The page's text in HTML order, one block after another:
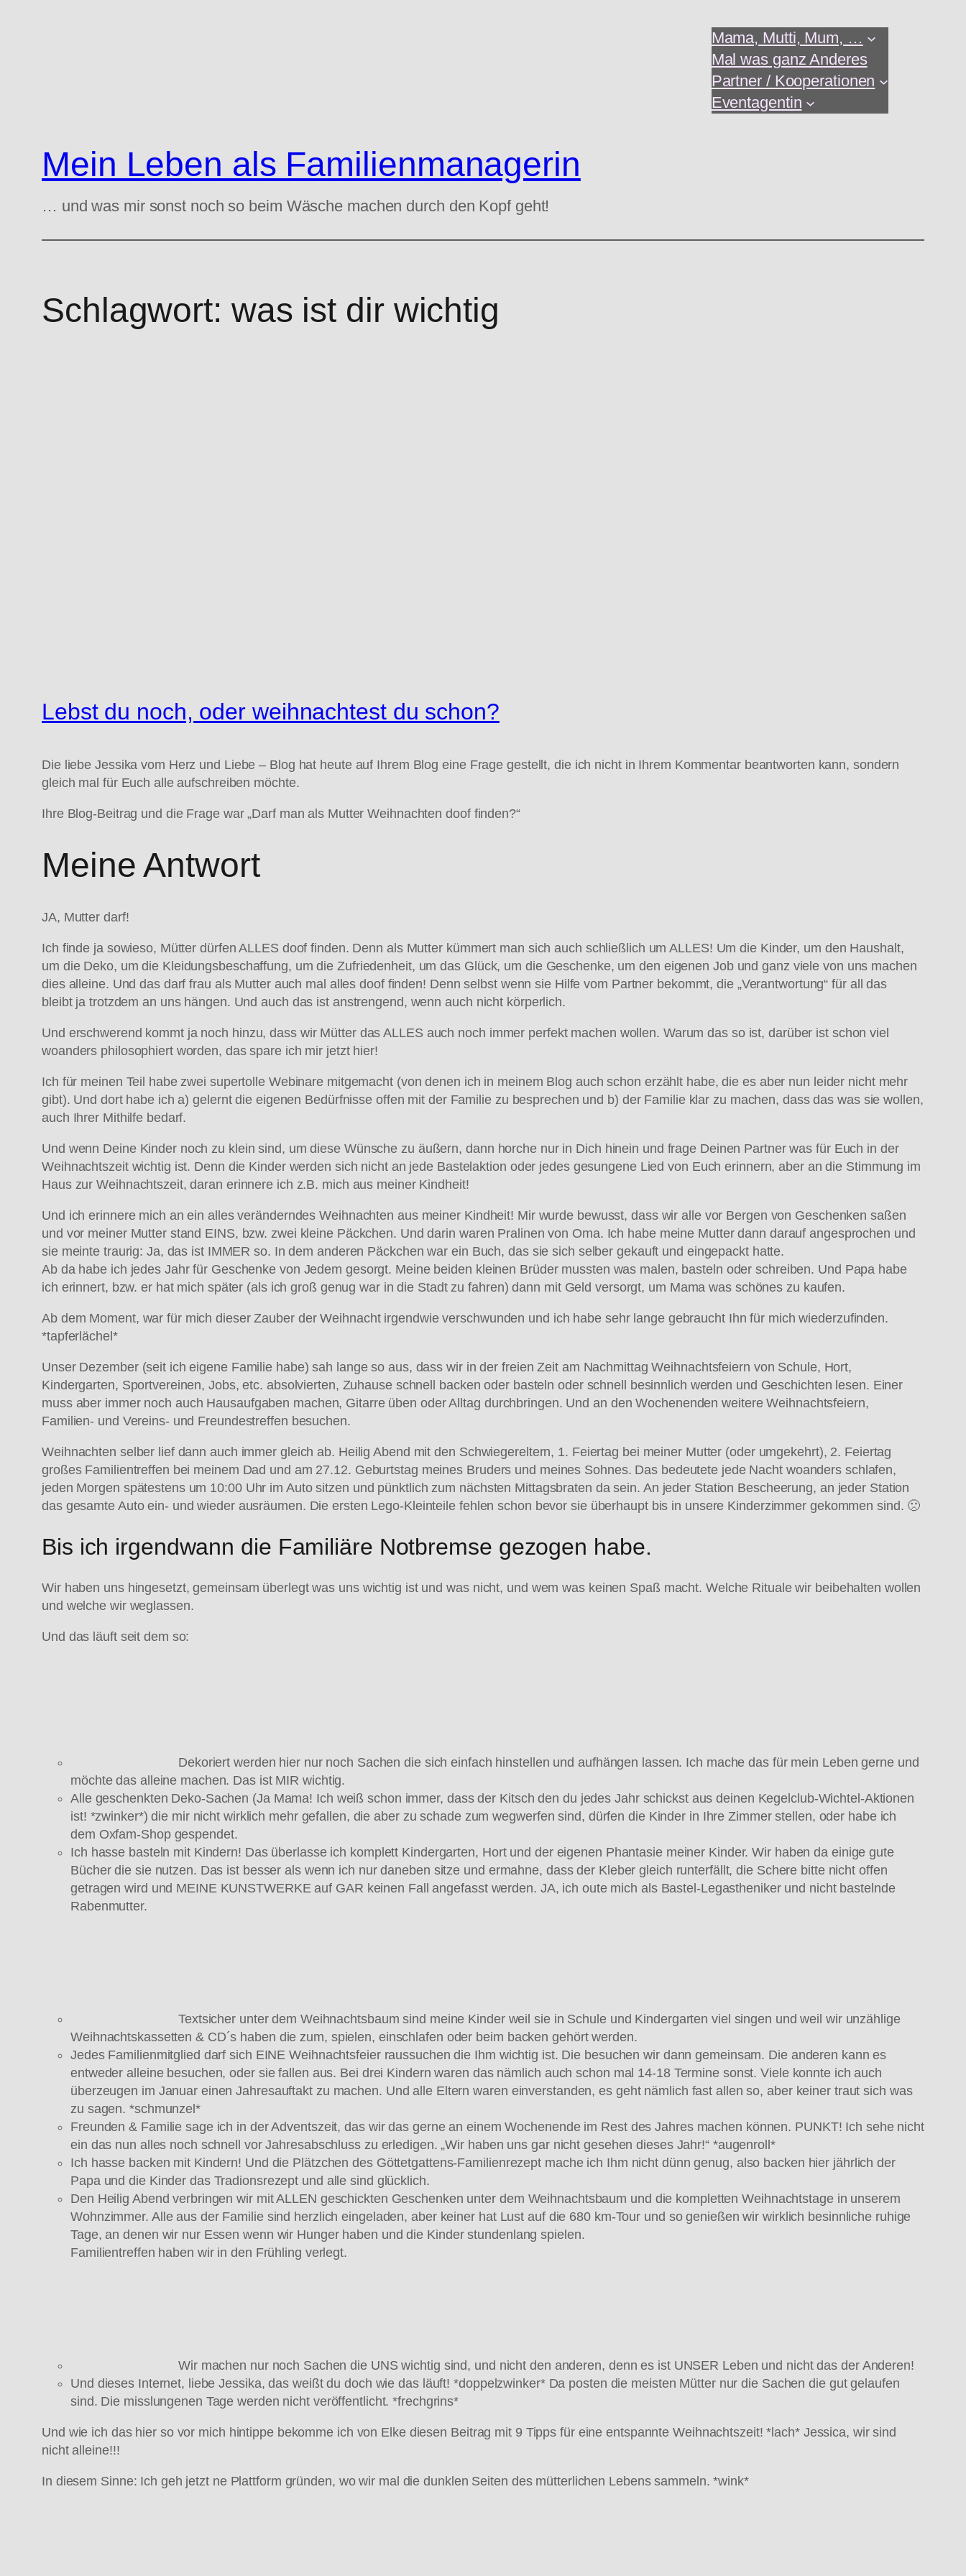
Mein Leben als Familienmanagerin
… und was mir sonst noch so beim Wäsche machen durch den Kopf geht!
Mama, Mutti, Mum, …
Mal was ganz Anderes
Partner / Kooperationen
Eventagentin
Schlagwort: was ist dir wichtig
Lebst du noch, oder weihnachtest du schon?
Die liebe Jessika vom Herz und Liebe – Blog hat heute auf Ihrem Blog eine Frage gestellt, die ich nicht in Ihrem Kommentar beantworten kann, sondern
gleich mal für Euch alle aufschreiben möchte.
Ihre Blog-Beitrag und die Frage war „Darf man als Mutter Weihnachten doof finden?“
Meine Antwort
JA, Mutter darf!
Ich finde ja sowieso, Mütter dürfen ALLES doof finden. Denn als Mutter kümmert man sich auch schließlich um ALLES! Um die Kinder, um den Haushalt,
um die Deko, um die Kleidungsbeschaffung, um die Zufriedenheit, um das Glück, um die Geschenke, um den eigenen Job und ganz viele von uns machen
dies alleine. Und das darf frau als Mutter auch mal alles doof finden! Denn selbst wenn sie Hilfe vom Partner bekommt, die „Verantwortung“ für all das
bleibt ja trotzdem an uns hängen. Und auch das ist anstrengend, wenn auch nicht körperlich.
Und erschwerend kommt ja noch hinzu, dass wir Mütter das ALLES auch noch immer perfekt machen wollen. Warum das so ist, darüber ist schon viel
woanders philosophiert worden, das spare ich mir jetzt hier!
Ich für meinen Teil habe zwei supertolle Webinare mitgemacht (von denen ich in meinem Blog auch schon erzählt habe, die es aber nun leider nicht mehr
gibt). Und dort habe ich a) gelernt die eigenen Bedürfnisse offen mit der Familie zu besprechen und b) der Familie klar zu machen, dass das was sie wollen,
auch Ihrer Mithilfe bedarf.
Und wenn Deine Kinder noch zu klein sind, um diese Wünsche zu äußern, dann horche nur in Dich hinein und frage Deinen Partner was für Euch in der
Weihnachtszeit wichtig ist. Denn die Kinder werden sich nicht an jede Bastelaktion oder jedes gesungene Lied von Euch erinnern, aber an die Stimmung im
Haus zur Weihnachtszeit, daran erinnere ich z.B. mich aus meiner Kindheit!
Und ich erinnere mich an ein alles veränderndes Weihnachten aus meiner Kindheit! Mir wurde bewusst, dass wir alle vor Bergen von Geschenken saßen
und vor meiner Mutter stand EINS, bzw. zwei kleine Päckchen. Und darin waren Pralinen von Oma. Ich habe meine Mutter dann darauf angesprochen und
sie meinte traurig: Ja, das ist IMMER so. In dem anderen Päckchen war ein Buch, das sie sich selber gekauft und eingepackt hatte.
Ab da habe ich jedes Jahr für Geschenke von Jedem gesorgt. Meine beiden kleinen Brüder mussten was malen, basteln oder schreiben. Und Papa habe
ich erinnert, bzw. er hat mich später (als ich groß genug war in die Stadt zu fahren) dann mit Geld versorgt, um Mama was schönes zu kaufen.
Ab dem Moment, war für mich dieser Zauber der Weihnacht irgendwie verschwunden und ich habe sehr lange gebraucht Ihn für mich wiederzufinden.
*tapferlächel*
Unser Dezember (seit ich eigene Familie habe) sah lange so aus, dass wir in der freien Zeit am Nachmittag Weihnachtsfeiern von Schule, Hort,
Kindergarten, Sportvereinen, Jobs, etc. absolvierten, Zuhause schnell backen oder basteln oder schnell besinnlich werden und Geschichten lesen. Einer
muss aber immer noch auch Hausaufgaben machen, Gitarre üben oder Alltag durchbringen. Und an den Wochenenden weitere Weihnachtsfeiern,
Familien- und Vereins- und Freundestreffen besuchen.
Weihnachten selber lief dann auch immer gleich ab. Heilig Abend mit den Schwiegereltern, 1. Feiertag bei meiner Mutter (oder umgekehrt), 2. Feiertag
großes Familientreffen bei meinem Dad und am 27.12. Geburtstag meines Bruders und meines Sohnes. Das bedeutete jede Nacht woanders schlafen,
jeden Morgen spätestens um 10:00 Uhr im Auto sitzen und pünktlich zum nächsten Mittagsbraten da sein. An jeder Station Bescheerung, an jeder Station
das gesamte Auto ein- und wieder ausräumen. Die ersten Lego-Kleinteile fehlen schon bevor sie überhaupt bis in unsere Kinderzimmer gekommen sind. 🙁
Bis ich irgendwann die Familiäre Notbremse gezogen habe.
Wir haben uns hingesetzt, gemeinsam überlegt was uns wichtig ist und was nicht, und wem was keinen Spaß macht. Welche Rituale wir beibehalten wollen
und welche wir weglassen.
Und das läuft seit dem so:
Dekoriert werden hier nur noch Sachen die sich einfach hinstellen und aufhängen lassen. Ich mache das für mein Leben gerne und
möchte das alleine machen. Das ist MIR wichtig.
Alle geschenkten Deko-Sachen (Ja Mama! Ich weiß schon immer, dass der Kitsch den du jedes Jahr schickst aus deinen Kegelclub-Wichtel-Aktionen
ist! *zwinker*) die mir nicht wirklich mehr gefallen, die aber zu schade zum wegwerfen sind, dürfen die Kinder in Ihre Zimmer stellen, oder habe ich
dem Oxfam-Shop gespendet.
Ich hasse basteln mit Kindern! Das überlasse ich komplett Kindergarten, Hort und der eigenen Phantasie meiner Kinder. Wir haben da einige gute
Bücher die sie nutzen. Das ist besser als wenn ich nur daneben sitze und ermahne, dass der Kleber gleich runterfällt, die Schere bitte nicht offen
getragen wird und MEINE KUNSTWERKE auf GAR keinen Fall angefasst werden. JA, ich oute mich als Bastel-Legastheniker und nicht bastelnde
Rabenmutter.
Textsicher unter dem Weihnachtsbaum sind meine Kinder weil sie in Schule und Kindergarten viel singen und weil wir unzählige
Weihnachtskassetten & CD´s haben die zum, spielen, einschlafen oder beim backen gehört werden.
Jedes Familienmitglied darf sich EINE Weihnachtsfeier raussuchen die Ihm wichtig ist. Die besuchen wir dann gemeinsam. Die anderen kann es
entweder alleine besuchen, oder sie fallen aus. Bei drei Kindern waren das nämlich auch schon mal 14-18 Termine sonst. Viele konnte ich auch
überzeugen im Januar einen Jahresauftakt zu machen. Und alle Eltern waren einverstanden, es geht nämlich fast allen so, aber keiner traut sich was
zu sagen. *schmunzel*
Freunden & Familie sage ich in der Adventszeit, das wir das gerne an einem Wochenende im Rest des Jahres machen können. PUNKT! Ich sehe nicht
ein das nun alles noch schnell vor Jahresabschluss zu erledigen. „Wir haben uns gar nicht gesehen dieses Jahr!“ *augenroll*
Ich hasse backen mit Kindern! Und die Plätzchen des Göttetgattens-Familienrezept mache ich Ihm nicht dünn genug, also backen hier jährlich der
Papa und die Kinder das Tradionsrezept und alle sind glücklich.
Den Heilig Abend verbringen wir mit ALLEN geschickten Geschenken unter dem Weihnachtsbaum und die kompletten Weihnachtstage in unserem
Wohnzimmer. Alle aus der Familie sind herzlich eingeladen, aber keiner hat Lust auf die 680 km-Tour und so genießen wir wirklich besinnliche ruhige
Tage, an denen wir nur Essen wenn wir Hunger haben und die Kinder stundenlang spielen.
Familientreffen haben wir in den Frühling verlegt.
Wir machen nur noch Sachen die UNS wichtig sind, und nicht den anderen, denn es ist UNSER Leben und nicht das der Anderen!
Und dieses Internet, liebe Jessika, das weißt du doch wie das läuft! *doppelzwinker* Da posten die meisten Mütter nur die Sachen die gut gelaufen
sind. Die misslungenen Tage werden nicht veröffentlicht. *frechgrins*
Und wie ich das hier so vor mich hintippe bekomme ich von Elke diesen Beitrag mit 9 Tipps für eine entspannte Weihnachtszeit! *lach* Jessica, wir sind
nicht alleine!!!
In diesem Sinne: Ich geh jetzt ne Plattform gründen, wo wir mal die dunklen Seiten des mütterlichen Lebens sammeln. *wink*